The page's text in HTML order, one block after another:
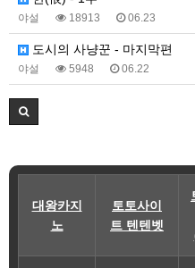
야설 18913 06.23
도시의 사냥꾼 - 마지막편
야설 5948 06.22
대왕카지
노
토토사이
트 텐텐벳